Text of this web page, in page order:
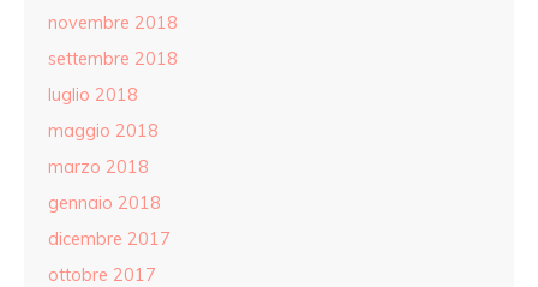
novembre 2018
settembre 2018
luglio 2018
maggio 2018
marzo 2018
gennaio 2018
dicembre 2017
ottobre 2017